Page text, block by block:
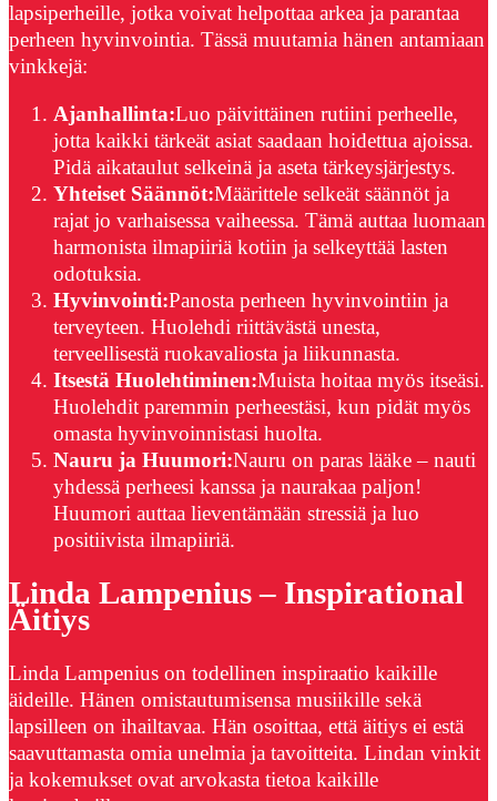
lapsiperheille, jotka voivat helpottaa arkea ja parantaa
perheen hyvinvointia. Tässä muutamia hänen antamiaan
vinkkejä:
Ajanhallinta:Luo päivittäinen rutiini perheelle,
jotta kaikki tärkeät asiat saadaan hoidettua ajoissa.
Pidä aikataulut selkeinä ja aseta tärkeysjärjestys.
Yhteiset Säännöt:Määrittele selkeät säännöt ja
rajat jo varhaisessa vaiheessa. Tämä auttaa luomaan
harmonista ilmapiiriä kotiin ja selkeyttää lasten
odotuksia.
Hyvinvointi:Panosta perheen hyvinvointiin ja
terveyteen. Huolehdi riittävästä unesta,
terveellisestä ruokavaliosta ja liikunnasta.
Itsestä Huolehtiminen:Muista hoitaa myös itseäsi.
Huolehdit paremmin perheestäsi, kun pidät myös
omasta hyvinvoinnistasi huolta.
Nauru ja Huumori:Nauru on paras lääke – nauti
yhdessä perheesi kanssa ja naurakaa paljon!
Huumori auttaa lieventämään stressiä ja luo
positiivista ilmapiiriä.
Linda Lampenius – Inspirational
Äitiys
Linda Lampenius on todellinen inspiraatio kaikille
äideille. Hänen omistautumisensa musiikille sekä
lapsilleen on ihailtavaa. Hän osoittaa, että äitiys ei estä
saavuttamasta omia unelmia ja tavoitteita. Lindan vinkit
ja kokemukset ovat arvokasta tietoa kaikille